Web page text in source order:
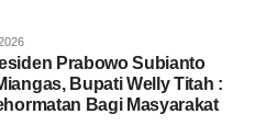
Prabowo Subianto
Bupati Welly Titah :
Bagi Masyarakat